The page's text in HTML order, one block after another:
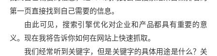
第一页直接找到自己需要的信息。
由此可见，搜索引擎优化对企业和产品都具有重要的意
义。现在我将告诉你如何在网站上快速抓取。
我们经常听到关键字，但是关键字的具体用途是什么？关